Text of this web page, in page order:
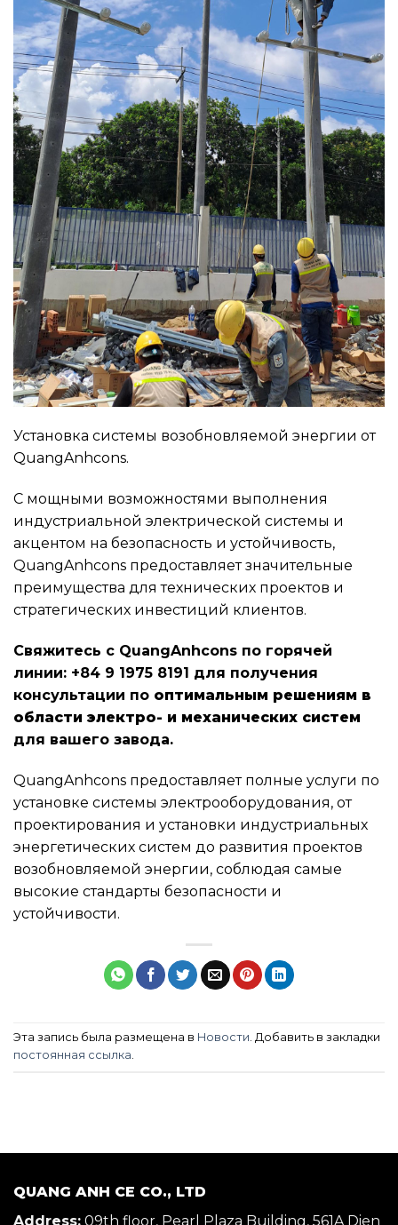
Установка системы возобновляемой энергии от
QuangAnhcons.
С мощными возможностями выполнения
индустриальной электрической системы и
акцентом на безопасность и устойчивость,
QuangAnhcons предоставляет значительные
преимущества для технических проектов и
стратегических инвестиций клиентов.
Свяжитесь с QuangAnhcons по горячей
линии: +84 9 1975 8191 для получения
консультации по оптимальным решениям в
области электро- и механических систем
для вашего завода.
QuangAnhcons предоставляет полные услуги по
установке системы электрооборудования, от
проектирования и установки индустриальных
энергетических систем до развития проектов
возобновляемой энергии, соблюдая самые
высокие стандарты безопасности и
устойчивости.
Эта запись была размещена в Новости. Добавить в закладки
постоянная ссылка.
QUANG ANH CE CO., LTD
Address: 09th floor, Pearl Plaza Building, 561A Dien